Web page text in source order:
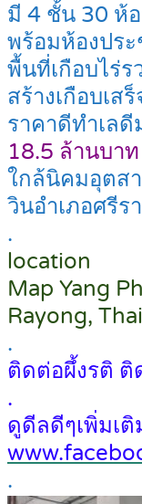
มี 4 ชั้น 30 ห้
พร้อมห้องปร
พื้นที่เกือบไร่
สร้างเกือบเส
ราคาดีทำเล
18.5 ล้านบา
ใกล้นิคมอุตส
วินอำเภอศรีร
.
location
Map Yang
Rayong,
.
ติดต่อผึ้งรติ
.
ดูดีลดีๆเพิ่มเติ
.